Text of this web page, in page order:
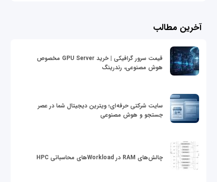
آخرین مطالب
قیمت سرور گرافیکی | خرید GPU Server مخصوص
هوش مصنوعی، رندرینگ
سایت شرکتی حرفه‌ای؛ ویترین دیجیتال شما در عصر
جستجو و هوش مصنوعی
چالش‌های RAM در Workloadهای محاسباتی HPC